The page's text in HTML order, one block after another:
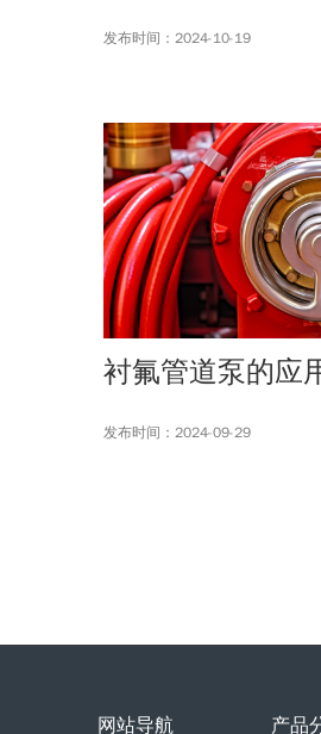
发布时间：2024-10-19
衬氟管道泵的应
发布时间：2024-09-29
网站导航 产品